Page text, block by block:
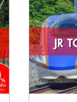
เฉพาะช่ว
(หรือจนถึ
🚄 รถไฟด่วนพิเศษ (Limited Express) •
Narita Express •
• Azusa,
Kaiji, Hachioji,
ได้ **เวาเชอร์กระดาษ จัดส่งทาง EMS
ภายใน 3
แลกพาส
จากวันที่ซื้อ ** ตั๋วจะจัดส่งเฉพาะวั
(ไม่รวมวั